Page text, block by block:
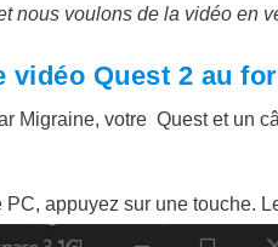
nous voulons de la vidéo en
Quest 2 au
Migraine, votre Quest et un
appuyez sur une touche.